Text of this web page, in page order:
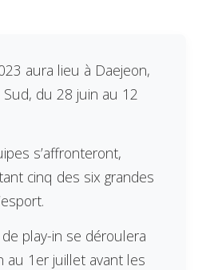
aura lieu à Daejeon,
du 28 juin au 12
s’affronteront,
cinq des six grandes
play-in se déroulera
au 1er juillet avant les